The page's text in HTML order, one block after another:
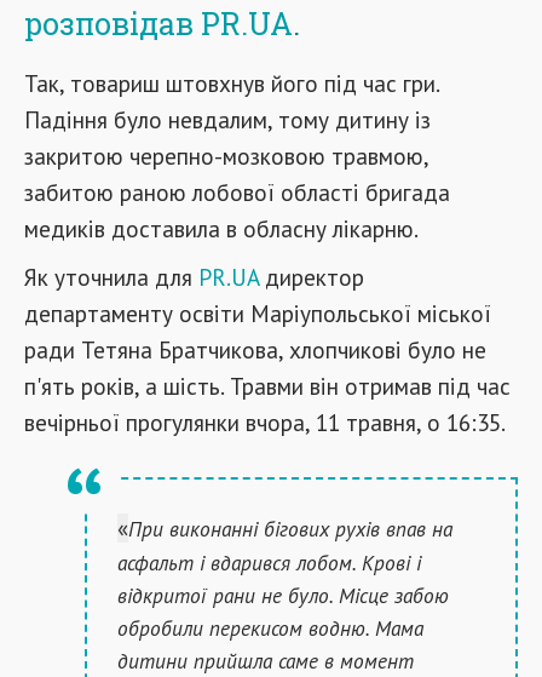
розповідав PR.UA.
Так, товариш штовхнув його під час гри.
Падіння було невдалим, тому дитину із
закритою черепно-мозковою травмою,
забитою раною лобової області бригада
медиків доставила в обласну лікарню.
Як уточнила для PR.UAдиректор
департаменту освіти Маріупольської міської
ради Тетяна Братчикова, хлопчикові було не
п'ять років, а шість. Травми він отримав під час
вечірньої прогулянки вчора, 11 травня, о 16:35.
«При виконанні бігових рухів впав на
асфальт і вдарився лобом. Крові і
відкритої рани не було. Місце забою
обробили перекисом водню. Мама
дитини прийшла саме в момент